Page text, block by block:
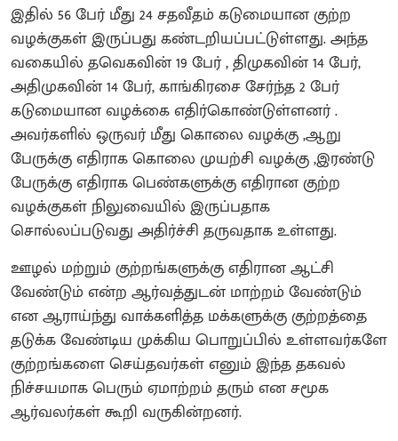
இதில் 56 பேர் மீது 24 சதவீதம் கடுமையான குற்ற
வழக்குகள் இருப்பது கண்டறியப்பட்டுள்ளது. அந்த
வகையில் தவெகவின் 19 பேர் , திமுகவின் 14 பேர்,
அதிமுகவின் 14 பேர், காங்கிரசை சேர்ந்த 2 பேர்
கடுமையான வழக்கை எதிர்கொண்டுள்ளனர் .
அவர்களில் ஒருவர் மீது கொலை வழக்கு ,ஆறு
பேருக்கு எதிராக கொலை முயற்சி வழக்கு ,இரண்டு
பேருக்கு எதிராக பெண்களுக்கு எதிரான குற்ற
வழக்குகள் நிலுவையில் இருப்பதாக
சொல்லப்படுவது அதிர்ச்சி தருவதாக உள்ளது.
ஊழல் மற்றும் குற்றங்களுக்கு எதிரான ஆட்சி
வேண்டும் என்ற ஆர்வத்துடன் மாற்றம் வேண்டும்
என ஆராய்ந்து வாக்களித்த மக்களுக்கு குற்றத்தை
தடுக்க வேண்டிய முக்கிய பொறுப்பில் உள்ளவர்களே
குற்றங்களை செய்தவர்கள் எனும் இந்த தகவல்
நிச்சயமாக பெரும் ஏமாற்றம் தரும் என சமூக
ஆர்வலர்கள் கூறி வருகின்றனர்.